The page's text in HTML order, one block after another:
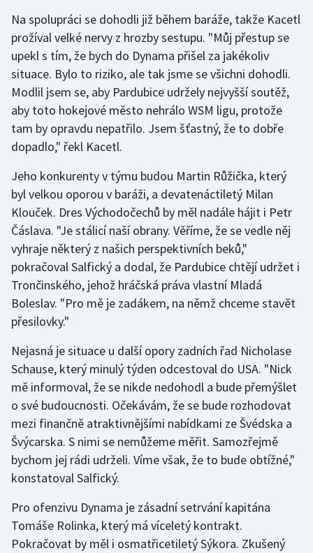
Krasobruslení
Lezení
Lyže a snowboard
Moderní pětiboj
Motorsport
Olympijské hry
Parasport
Plavání
Plážový volejbal
Rychlobruslení
Rychlostní kanoistika
Short track
Sportovní střelba
Stolní tenis
Triatlon
Na spolupráci se dohodli již během baráže, takže Kacetl
prožíval velké nervy z hrozby sestupu. "Můj přestup se
upekl s tím, že bych do Dynama přišel za jakékoliv
situace. Bylo to riziko, ale tak jsme se všichni dohodli.
Modlil jsem se, aby Pardubice udržely nejvyšší soutěž,
aby toto hokejové město nehrálo WSM ligu, protože
tam by opravdu nepatřilo. Jsem šťastný, že to dobře
dopadlo," řekl Kacetl.
Jeho konkurenty v týmu budou Martin Růžička, který
byl velkou oporou v baráži, a devatenáctiletý Milan
Klouček. Dres Východočechů by měl nadále hájit i Petr
Čáslava. "Je stálicí naší obrany. Věříme, že se vedle něj
vyhraje některý z našich perspektivních beků,"
pokračoval Salfický a dodal, že Pardubice chtějí udržet i
Trončinského, jehož hráčská práva vlastní Mladá
Boleslav. "Pro mě je zadákem, na němž chceme stavět
přesilovky."
Nejasná je situace u další opory zadních řad Nicholase
Schause, který minulý týden odcestoval do USA. "Nick
mě informoval, že se nikde nedohodl a bude přemýšlet
o své budoucnosti. Očekávám, že se bude rozhodovat
mezi finančně atraktivnějšími nabídkami ze Švédska a
Švýcarska. S nimi se nemůžeme měřit. Samozřejmě
bychom jej rádi udrželi. Víme však, že to bude obtížné,"
konstatoval Salfický.
Pro ofenzivu Dynama je zásadní setrvání kapitána
Tomáše Rolinka, který má víceletý kontrakt.
Pokračovat by měl i osmatřicetiletý Sýkora. Zkušený